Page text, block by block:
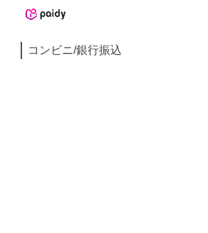
コンビニ/銀行振込